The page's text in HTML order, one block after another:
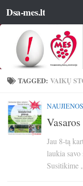
Dsa-mes.lt
TAGGED: VAIKŲ
NAUJIENOS
Jau 8-tą
laukia
Susitikime